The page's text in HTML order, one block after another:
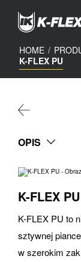
content
HOME /
K-FLEX PU
OPIS
K-FLEX PU
K-FLEX PU to
sztywnej
w szerokim